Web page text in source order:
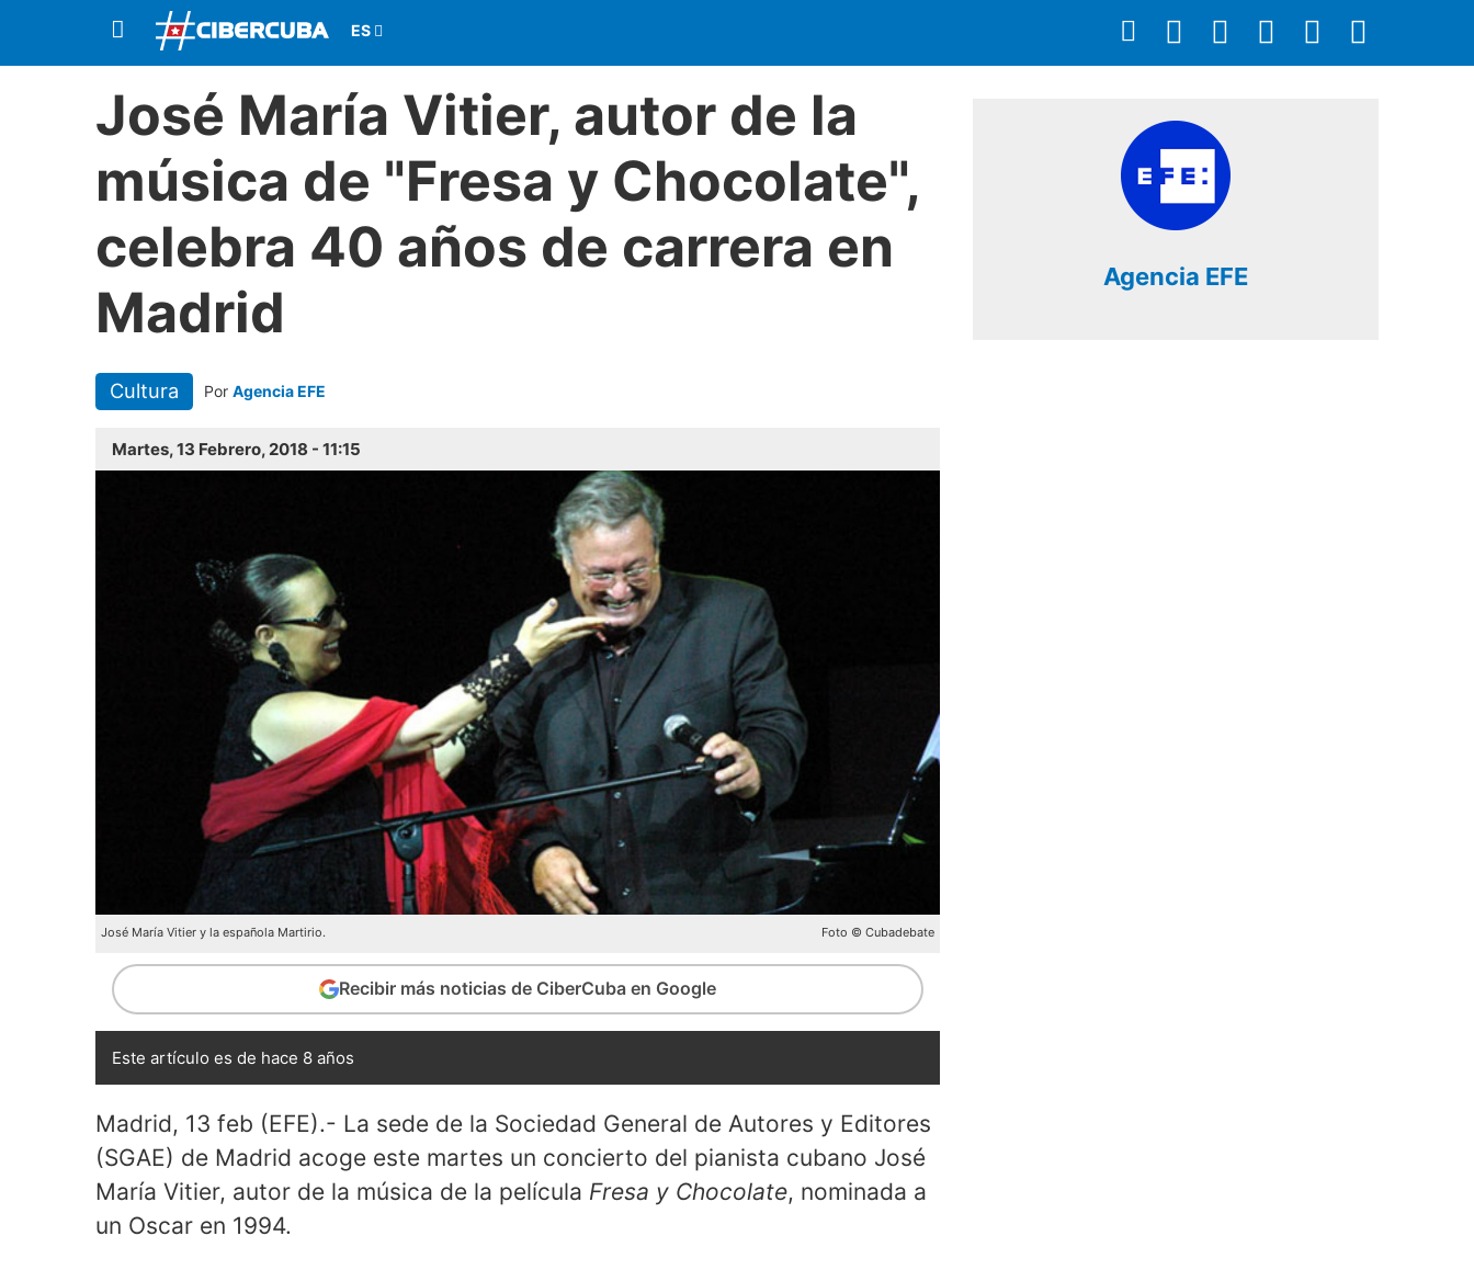
José María Vitier, autor de la
música de "Fresa y Chocolate",
celebra 40 años de carrera en
Madrid
Cultura Por Agencia EFE
Martes, 13 Febrero, 2018 - 11:15
José María Vitier y la española Martirio. Foto © Cubadebate
Recibir más noticias de CiberCuba en Google
Este artículo es de hace 8 años
Madrid, 13 feb (EFE).- La sede de la Sociedad General de Autores y Editores
(SGAE) de Madrid acoge este martes un concierto del pianista cubano José
María Vitier, autor de la música de la película Fresa y Chocolate, nominada a
un Oscar en 1994.
Agencia EFE